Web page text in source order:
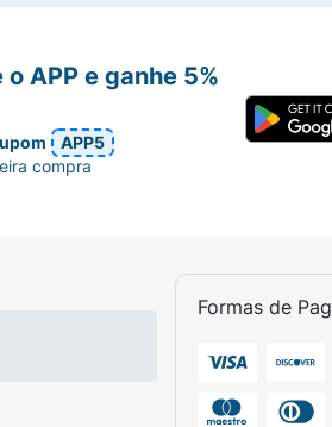
causados pela radiação
Formas de
o APP e ganhe 5%
APP5
compra